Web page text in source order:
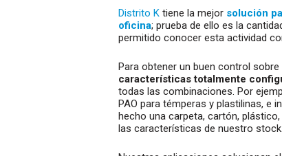
Distrito K tiene la mejor solución
oficina; prueba de ello es la
permitido conocer esta actividad
Para obtener un buen control
características totalmente
todas las combinaciones. Por
PAO para témperas y plastilinas, e
hecho una carpeta, cartón,
las características de nuestro stock.